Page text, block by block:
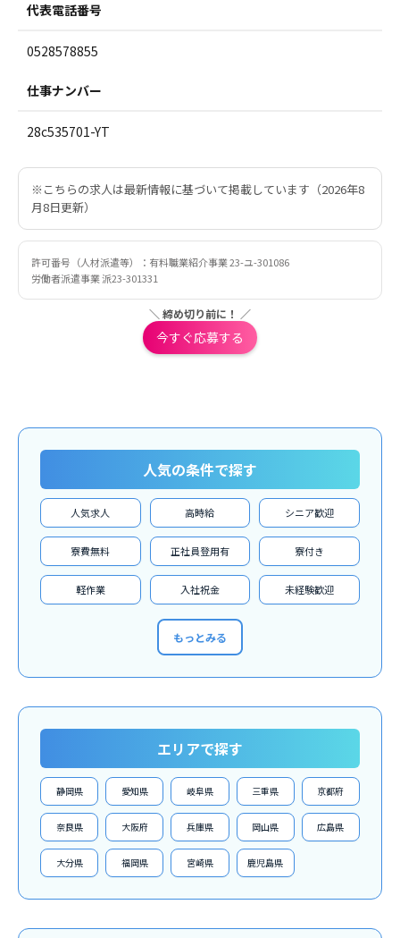
代表電話番号
0528578855
仕事ナンバー
28c535701-YT
※こちらの求人は最新情報に基づいて掲載しています（2026年8
月8日更新）
許可番号（人材派遣等）：有料職業紹介事業 23-ユ-301086
労働者派遣事業 派23-301331
＼ 締め切り前に！ ／
今すぐ応募する
人気の条件で探す
人気求人 高時給 シニア歓迎
寮費無料 正社員登用有 寮付き
軽作業 入社祝金 未経験歓迎
もっとみる
エリアで探す
静岡県 愛知県 岐阜県 三重県 京都府
奈良県 大阪府 兵庫県 岡山県 広島県
大分県 福岡県 宮崎県 鹿児島県